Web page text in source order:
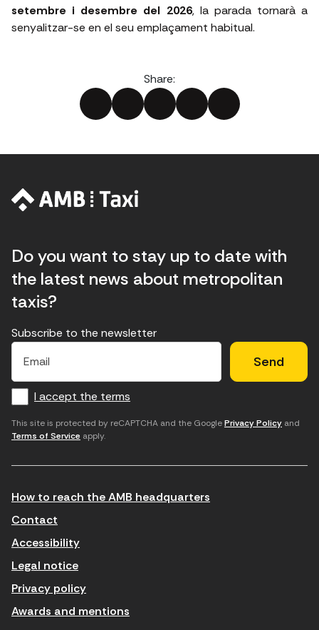
setembre i desembre del 2026, la parada tornarà a
senyalitzar-se en el seu emplaçament habitual.
Share:
Do you want to stay up to date with
the latest news about metropolitan
taxis?
E
f
o
r
m
i
t
r
u
E
c
a
m
p
r
e
u
e
H
u
d
'
a
e
t
a
e
×
Subscribe to the newsletter
E
a
i
l
I accept the terms
This site is protected by reCAPTCHA and the GooglePrivacy Policy and
Terms of Service apply.
How to reach the AMB headquarters
Contact
Accessibility
Legal notice
Privacy policy
Awards and mentions